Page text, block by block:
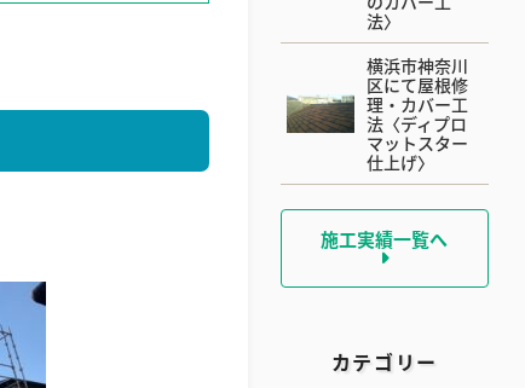
法〉
横浜市神奈川
区にて屋根修
理・カバー工
法〈ディプロ
マットスター
仕上げ〉
施工実績一覧へ
カテゴリー